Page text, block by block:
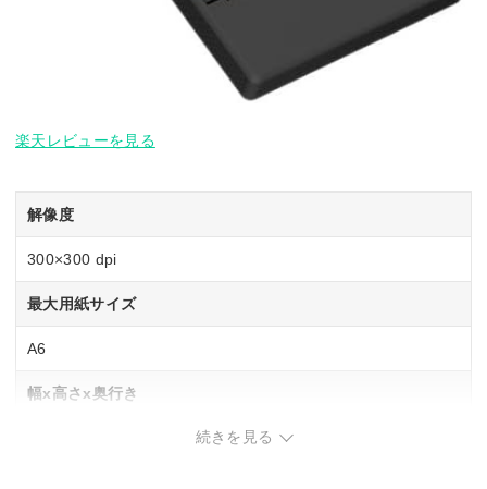
楽天レビューを見る
解像度
300×300 dpi
最大用紙サイズ
A6
幅x高さx奥行き
続きを見る